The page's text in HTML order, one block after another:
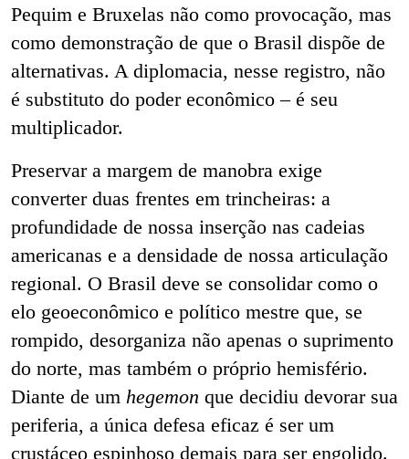
Pequim e Bruxelas não como provocação, mas
como demonstração de que o Brasil dispõe de
alternativas. A diplomacia, nesse registro, não
é substituto do poder econômico – é seu
multiplicador.
Preservar a margem de manobra exige
converter duas frentes em trincheiras: a
profundidade de nossa inserção nas cadeias
americanas e a densidade de nossa articulação
regional. O Brasil deve se consolidar como o
elo geoeconômico e político mestre que, se
rompido, desorganiza não apenas o suprimento
do norte, mas também o próprio hemisfério.
Diante de um hegemon que decidiu devorar sua
periferia, a única defesa eficaz é ser um
crustáceo espinhoso demais para ser engolido.